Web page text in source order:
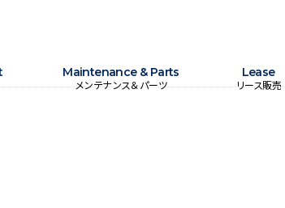
Maintenance & Parts
メンテナンス＆パーツ
Lease
リース販売